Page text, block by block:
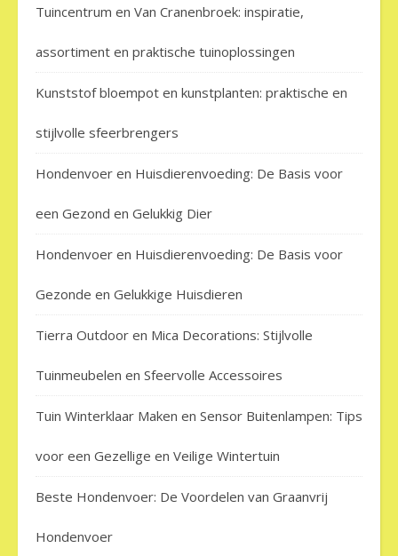
Tuincentrum en Van Cranenbroek: inspiratie,
assortiment en praktische tuinoplossingen
Kunststof bloempot en kunstplanten: praktische en
stijlvolle sfeerbrengers
Hondenvoer en Huisdierenvoeding: De Basis voor
een Gezond en Gelukkig Dier
Hondenvoer en Huisdierenvoeding: De Basis voor
Gezonde en Gelukkige Huisdieren
Tierra Outdoor en Mica Decorations: Stijlvolle
Tuinmeubelen en Sfeervolle Accessoires
Tuin Winterklaar Maken en Sensor Buitenlampen: Tips
voor een Gezellige en Veilige Wintertuin
Beste Hondenvoer: De Voordelen van Graanvrij
Hondenvoer